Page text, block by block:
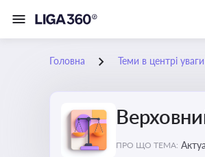
Головна Теми в центрі уваги
ПРО ЩО ТЕМА: